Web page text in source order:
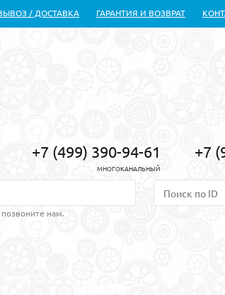
/ ДОСТАВКА ГАРАНТИЯ И ВОЗВРАТ
+7 (499) 390-94-61
МНОГОКАНАЛЬНЫЙ
+7
нам.